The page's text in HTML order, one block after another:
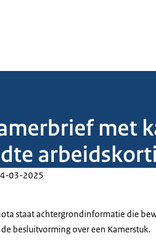
met
03-2025
staat achtergrondinformatie die
besluitvorming over een Kamerstuk.